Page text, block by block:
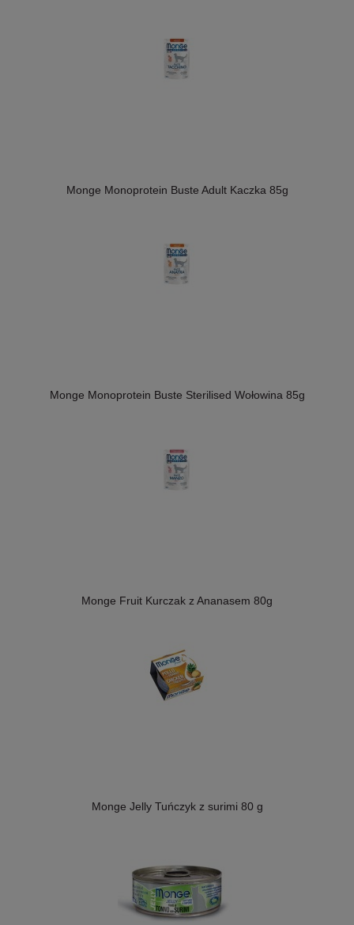
Monge Monoprotein Buste Adult Kaczka 85g
Monge Monoprotein Buste Sterilised Wołowina 85g
Monge Fruit Kurczak z Ananasem 80g
Monge Jelly Tuńczyk z surimi 80 g